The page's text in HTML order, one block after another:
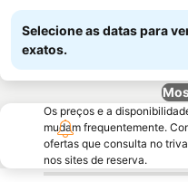
Selecione as datas para
exatos.
Os preços e a
mudam frequentemente.
ofertas que consulta no
nos sites de reserva.